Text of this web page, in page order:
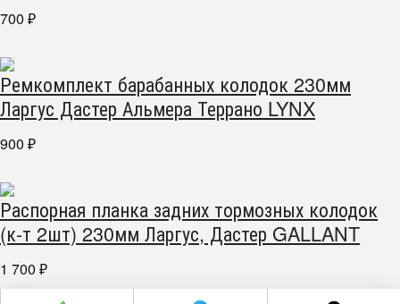
700 ₽
Ремкомплект барабанных колодок 230мм
Ларгус Дастер Альмера Террано LYNX
900 ₽
Распорная планка задних тормозных колодок
(к-т 2шт) 230мм Ларгус, Дастер GALLANT
1 700 ₽
г. Челябинск пр. Победы 305Д/1 (2 этаж)